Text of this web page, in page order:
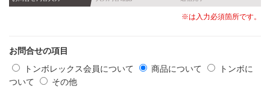
※は入力必須箇所です。
お問合せの項目
トンボレックス会員について
商品について
トンボに
ついて
その他